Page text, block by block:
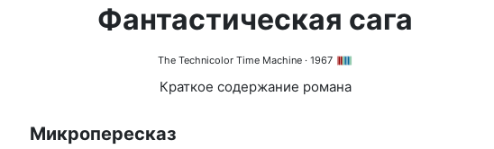
Фантастическая сага
The Technicolor Time Machine· 1967
Краткое содержание романа
Микропересказ